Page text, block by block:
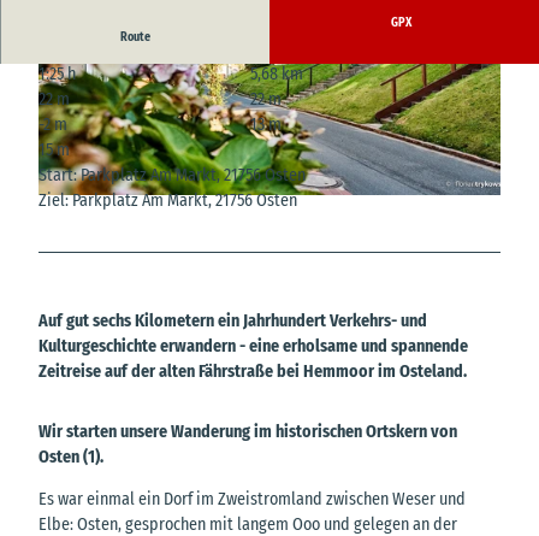
© Florian Trykowski, Cuxland-Tourismus |CC-BY-SA
Route
GPX
1:25 h
5,68 km
22 m
22 m
-2 m
13 m
15 m
Start: Parkplatz Am Markt, 21756 Osten
Ziel: Parkplatz Am Markt, 21756 Osten
Auf gut sechs Kilometern ein Jahrhundert Verkehrs- und
Kulturgeschichte erwandern - eine erholsame und spannende
Zeitreise auf der alten Fährstraße bei Hemmoor im Osteland.
Wir starten unsere Wanderung im historischen Ortskern von
Osten (1).
Es war einmal ein Dorf im Zweistromland zwischen Weser und
Elbe: Osten, gesprochen mit langem Ooo und gelegen an der